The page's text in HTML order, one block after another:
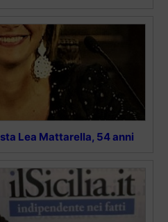
Lea Mattarella, 54 anni